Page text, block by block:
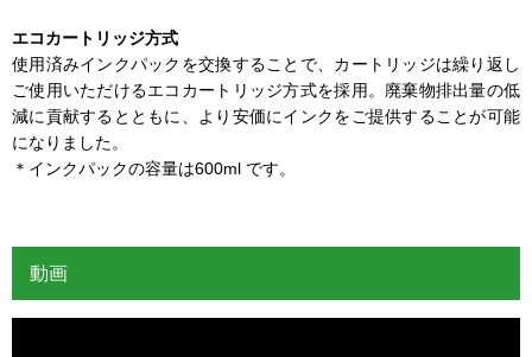
エコカートリッジ方式
使用済みインクパックを交換することで、カートリッジは繰り返し
ご使用いただけるエコカートリッジ方式を採用。廃棄物排出量の低
減に貢献するとともに、より安価にインクをご提供することが可能
になりました。
＊インクパックの容量は600ml です。
動画